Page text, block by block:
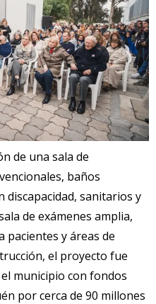
de una sala de
baños
discapacidad, sanitarios y
de exámenes amplia,
pacientes y áreas de
el proyecto fue
municipio con fondos
por cerca de 90 millones